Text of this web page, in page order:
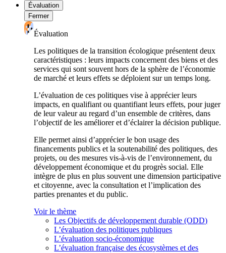
Évaluation
Fermer
Évaluation
Les politiques de la transition écologique présentent deux
caractéristiques : leurs impacts concernent des biens et des
services qui sont souvent hors de la sphère de l’économie
de marché et leurs effets se déploient sur un temps long.
L’évaluation de ces politiques vise à apprécier leurs
impacts, en qualifiant ou quantifiant leurs effets, pour juger
de leur valeur au regard d’un ensemble de critères, dans
l’objectif de les améliorer et d’éclairer la décision publique.
Elle permet ainsi d’apprécier le bon usage des
financements publics et la soutenabilité des politiques, des
projets, ou des mesures vis-à-vis de l’environnement, du
développement économique et du progrès social. Elle
intègre de plus en plus souvent une dimension participative
et citoyenne, avec la consultation et l’implication des
parties prenantes et du public.
Voir le thème
Les Objectifs de développement durable (ODD)
L’évaluation des politiques publiques
L’évaluation socio-économique
L’évaluation française des écosystèmes et des